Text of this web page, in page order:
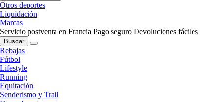
Otros deportes
Liquidación
Marcas
Servicio postventa en Francia Pago seguro Devoluciones fáciles
Buscar
Rebajas
Fútbol
Lifestyle
Running
Equitación
Senderismo y Trail